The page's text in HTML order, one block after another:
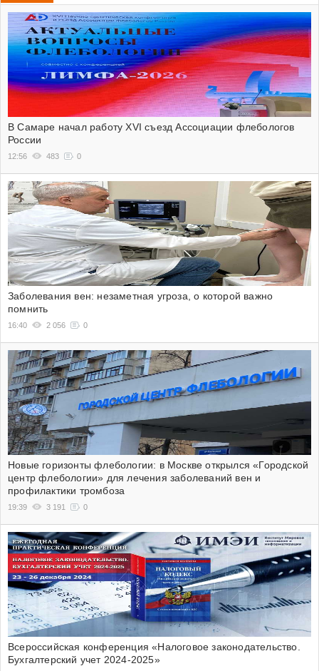
В Самаре начал работу XVI съезд Ассоциации флебологов
России
12:56 483 0
Заболевания вен: незаметная угроза, о которой важно
помнить
16:40 2 056 0
Новые горизонты флебологии: в Москве открылся «Городской
центр флебологии» для лечения заболеваний вен и
профилактики тромбоза
19:39 3 191 0
Всероссийская конференция «Налоговое законодательство.
Бухгалтерский учет 2024-2025»